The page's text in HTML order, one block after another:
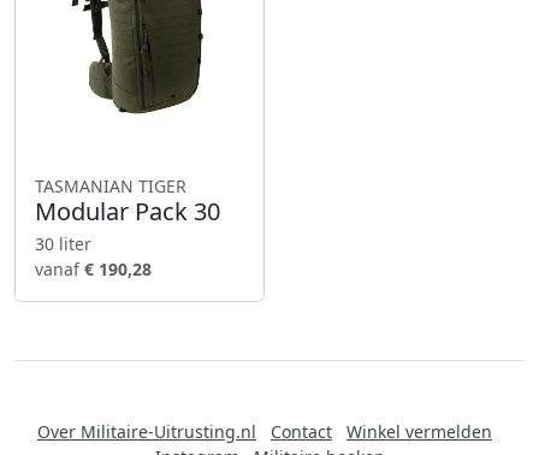
TASMANIAN TIGER
Modular Pack 30
30 liter
vanaf€ 190,28
Over Militaire-Uitrusting.nl Contact
Winkel vermelden